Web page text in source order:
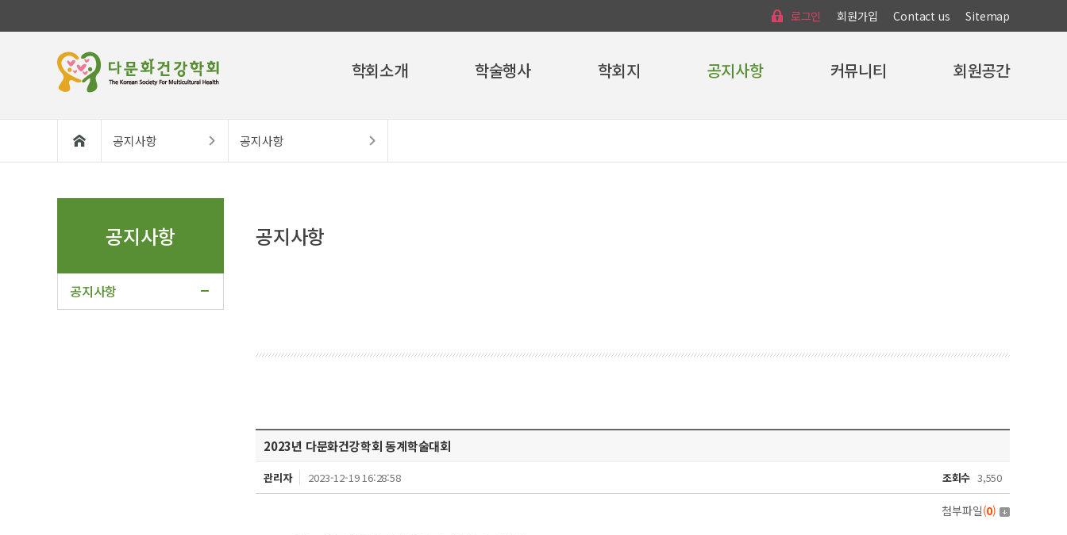
로그인 회원가입 Contact us Sitemap
학회소개 학술행사 학회지 공지사항 커뮤니티 회원공간
공지사항 공지사항
공지사항
공지사항
공지사항
2023년 다문화건강학회 동계학술대회
관리자 2023-12-19 16:28:58 조회수 3,550
첨부파일(0)